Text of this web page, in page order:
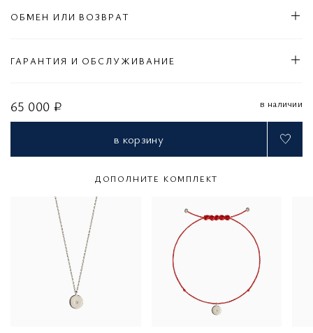
65 000 ₽ в наличии
в корзину
ОБМЕН ИЛИ ВОЗВРАТ
ГАРАНТИЯ И ОБСЛУЖИВАНИЕ
ДОПОЛНИТЕ КОМПЛЕКТ